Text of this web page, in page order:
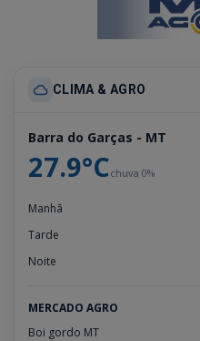
CLIMA & AGRO
Barra do Garças - MT
27.9°Cchuva 0%
Manhã
Tarde
Noite
MERCADO AGRO
Boi gordo MT